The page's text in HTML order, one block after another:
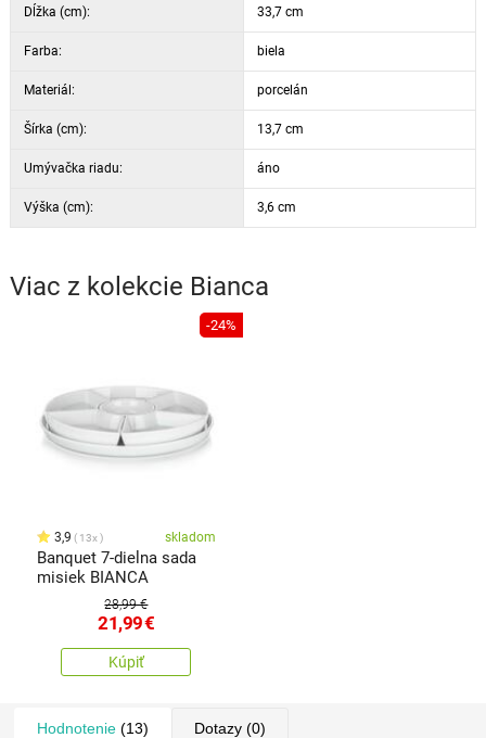
Dĺžka (cm): 33,7 cm
Farba: biela
Materiál: porcelán
Šírka (cm): 13,7 cm
Umývačka riadu: áno
Výška (cm): 3,6 cm
Viac z kolekcie Bianca
-24%
3,9 13x skladom
Banquet 7-dielna sada
misiek BIANCA
28,99 €
21,99€
Kúpiť
Hodnotenie(13) Dotazy(0)